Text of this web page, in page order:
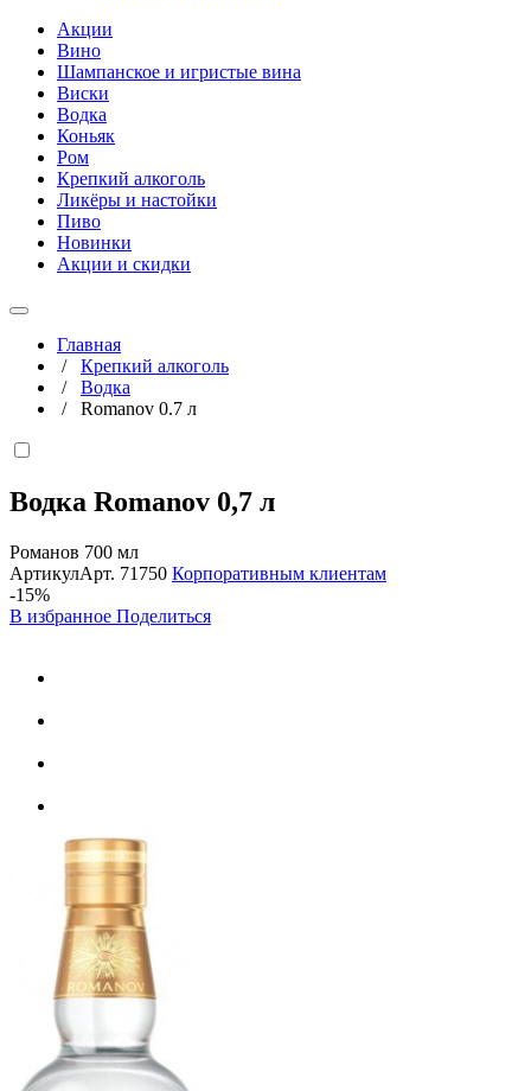
Акции
Вино
Шампанское и игристые вина
Виски
Водка
Коньяк
Ром
Крепкий алкоголь
Ликёры и настойки
Пиво
Новинки
Акции и скидки
Главная
/ Крепкий алкоголь
/ Водка
/ Romanov 0.7 л
Водка Romanov 0,7 л
Романов 700 мл
АртикулАрт. 71750 Корпоративным клиентам
-15%
В избранное Поделиться